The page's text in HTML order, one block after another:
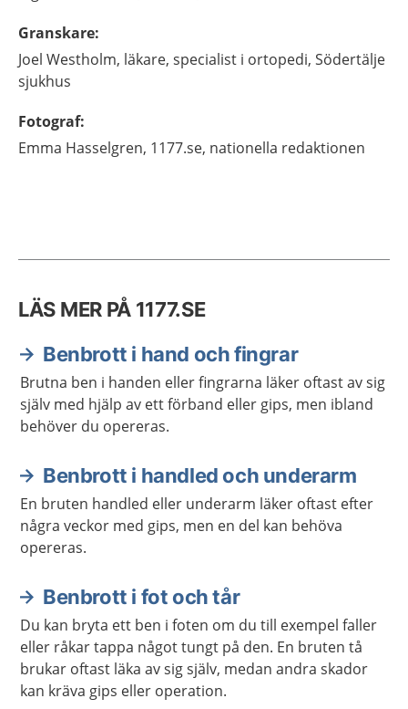
Granskare:
Joel Westholm, läkare, specialist i ortopedi, Södertälje
sjukhus
Fotograf:
Emma Hasselgren, 1177.se, nationella redaktionen
LÄS MER PÅ 1177.SE
Benbrott i hand och fingrar
Brutna ben i handen eller fingrarna läker oftast av sig
själv med hjälp av ett förband eller gips, men ibland
behöver du opereras.
Benbrott i handled och underarm
En bruten handled eller underarm läker oftast efter
några veckor med gips, men en del kan behöva
opereras.
Benbrott i fot och tår
Du kan bryta ett ben i foten om du till exempel faller
eller råkar tappa något tungt på den. En bruten tå
brukar oftast läka av sig själv, medan andra skador
kan kräva gips eller operation.